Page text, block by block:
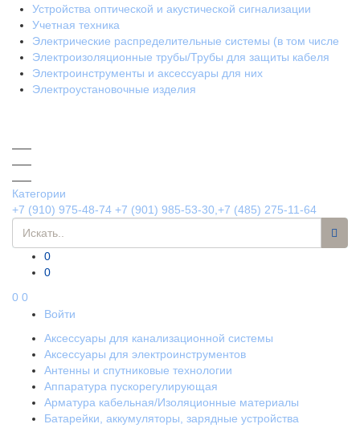
Устройства оптической и акустической сигнализации
Учетная техника
Электрические распределительные системы (в том числе
Электроизоляционные трубы/Трубы для защиты кабеля
Электроинструменты и аксессуары для них
Электроустановочные изделия
Категории
+7 (910) 975-48-74 +7 (901) 985-53-30,+7 (485) 275-11-64
0
0
0 0
Войти
Аксессуары для канализационной системы
Аксессуары для электроинструментов
Антенны и спутниковые технологии
Аппаратура пускорегулирующая
Арматура кабельная/Изоляционные материалы
Батарейки, аккумуляторы, зарядные устройства